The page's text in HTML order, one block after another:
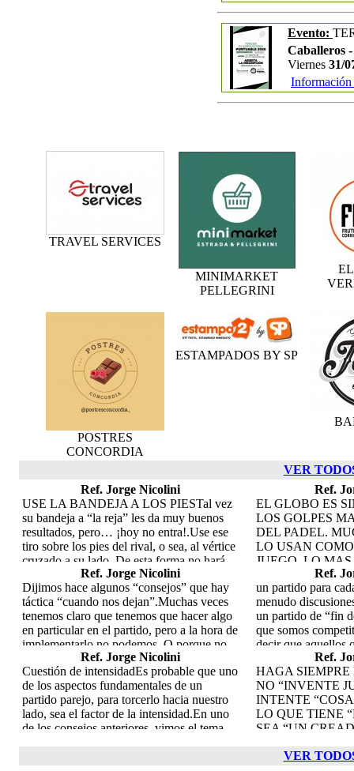
Evento:
Caballeros
Viernes 31/
Información
TRAVEL SERVICES
MINIMARKET
PELLEGRINI
POSTRES
CONCORDIA
ESTAMPADOS BY SP
VER
Ref. Jorge Nicolini
USE LA BANDEJA A LOS PIESTal vez
su bandeja a “la reja” les da muy buenos
resultados, pero… ¡hoy no entra!.Use ese
tiro sobre los pies del rival, o sea, al vértice
cruzado a su lado. De esta forma no hará
tanto daño, pero utilizará la mayor distancia
de la cancha. Solo juegue la bandeja a las
rejas, cuando se encuentre cerda de la red y
cerca de su propia reja, así lo hará con
mayor ángulo y por lo tanto con mayor
seguridad. Puede inclusive, darle más
velocidad.Úsela tratando que primero
pegue en la pared del fondo y luego en la
lateral, de esta forma también complicara a
su adversario. SI SE SIENTE APURADO,
SI PUEDE, JUEGUE “PARA
ARRIBA”.Hay partidos en los que nos
Ref.
EL GLOBO ES
LOS GOLPES
DEL PADEL.
LO USAN
JUEGO. LO
JUGARLO
PARADOS, DE
EMPUJAR
BUENA
TENGA UNA
ERROR DE
ENCUENTRAN
YA QUE NO
CALIDAD Y
BOLA QUE LE
USE CUANDO
Ref. Jorge Nicolini
Dijimos hace algunos “consejos” que hay
táctica “cuando nos dejan”.Muchas veces
tenemos claro que tenemos que hacer algo
en particular en el partido, pero a la hora de
implementarlo no podemos. O porque no
podemos hacerlo, o porque no contamos
con “alguna herramienta” particular, es
decir que no tenemos practicado
determinado golpe o movimiento, o bien
porque nuestro rival hace alguna jugada
que no nos permite realizar nuestra
Ref.
un partido para
menudo
un partido de “fin
que somos
decir que aquellos
resultado no les
Por ello, es
entran a la
común, que si “es
competir” lo
pero , cuidado,
que ahí pasaran
Ref. Jorge Nicolini
Cuestión de intensidadEs probable que uno
de los aspectos fundamentales de un
partido parejo, para torcerlo hacia nuestro
lado, sea el factor de la intensidad.En uno
de los consejos anteriores, vimos el tema
Ref.
HAGA
NO “INVENTE
INTENTE
LO QUE TIENE
SEA “UN
VER